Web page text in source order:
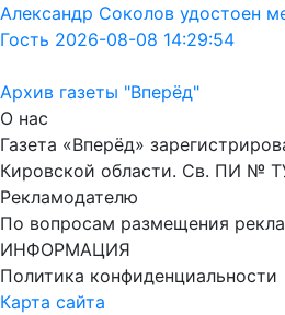
Александр Соколов удостоен
Гость 2026-08-08 14:29:54
Архив газеты "Вперёд"
О нас
Газета «Вперёд»
Кировской области. Св. ПИ №
Рекламодателю
По вопросам размещения
ИНФОРМАЦИЯ
Политика конфиденциальности
Карта сайта